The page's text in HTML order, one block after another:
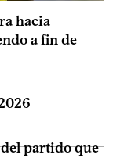
hacia
a fin de
partido que